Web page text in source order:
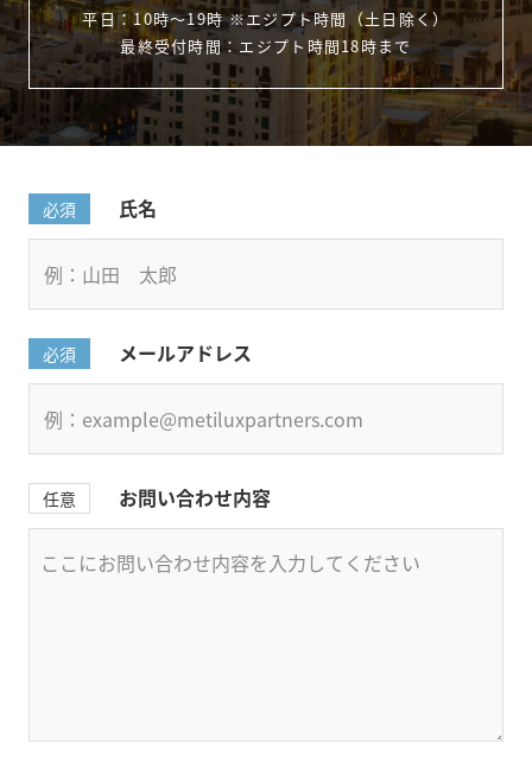
平日：10時〜19時 ※エジプト時間（土日除く）
最終受付時間：エジプト時間18時まで
必須 氏名
必須 メールアドレス
任意 お問い合わせ内容